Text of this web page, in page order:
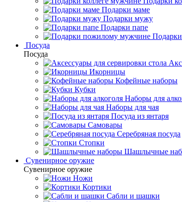
Подарки маме
Подарки мужу
Подарки папе
Посуда
Посуда
Икорницы
Кофейные наборы
Кубки
Наборы для
Наборы для чая
Посуда из янтаря
Самовары
Серебряная посуда
Стопки
Шашлычные
Сувенирное оружие
Сувенирное оружие
Ножи
Кортики
Сабли и шашки